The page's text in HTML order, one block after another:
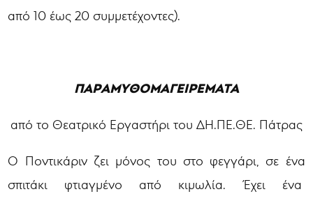
από 10 έως 20 συμμετέχοντες).
ΠΑΡΑΜΥΘΟΜΑΓΕΙΡΕΜΑΤΑ
από το Θεατρικό Εργαστήρι του ΔΗ.ΠΕ.ΘΕ. Πάτρας
Ο Ποντικάριν ζει μόνος του στο φεγγάρι, σε ένα
σπιτάκι φτιαγμένο από κιμωλία. Έχει ένα